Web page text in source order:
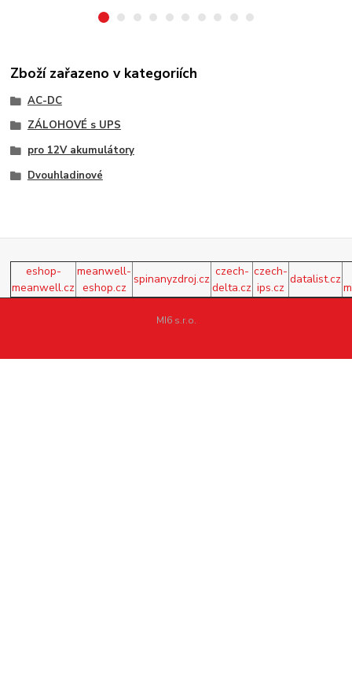
Zboží zařazeno v kategoriích
AC-DC
ZÁLOHOVÉ s UPS
pro 12V akumulátory
Dvouhladinové
eshop-
meanwell.cz
meanwell-
eshop.cz
spinanyzdroj.cz
czech-
delta.cz
czech-
ips.cz
datalist.cz
MI6 s.r.o.